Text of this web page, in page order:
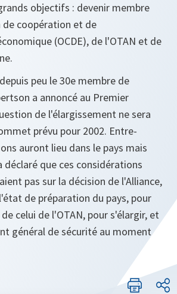
objectifs : devenir membre
coopération et de
(OCDE), de l'OTAN et de
peu le 30e membre de
a annoncé au Premier
de l'élargissement ne sera
prévu pour 2002. Entre-
auront lieu dans le pays mais
déclaré que ces considérations
pas sur la décision de l'Alliance,
de préparation du pays, pour
celui de l'OTAN, pour s'élargir, et
général de sécurité au moment